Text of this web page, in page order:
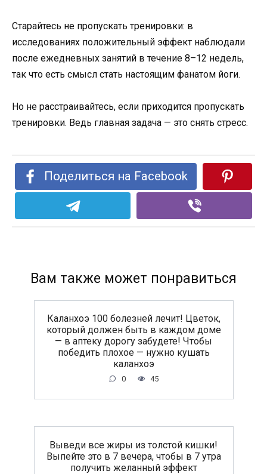
Старайтесь не пропускать тренировки: в
исследованиях положительный эффект наблюдали
после ежедневных занятий в течение 8–12 недель,
так что есть смысл стать настоящим фанатом йоги.
Но не расстраивайтесь, если приходится пропускать
тренировки. Ведь главная задача — это снять стресс.
Поделиться на Facebook
Вам также может понравиться
Каланхоэ 100 болезней лечит! Цветок,
который должен быть в каждом доме
— в аптеку дорогу забудете! Чтобы
победить плохое — нужно кушать
каланхоэ
0 45
Выведи все жиры из толстой кишки!
Выпейте это в 7 вечера, чтобы в 7 утра
получить желанный эффект